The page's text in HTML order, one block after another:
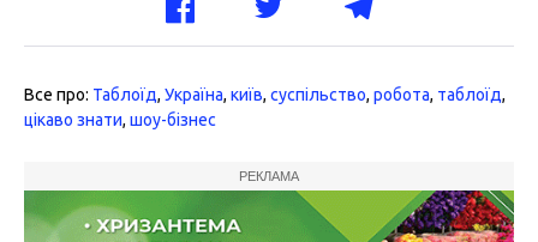
Все про: Таблоїд, Україна, київ, суспільство, робота, таблоїд,
цікаво знати, шоу-бізнес
РЕКЛАМА